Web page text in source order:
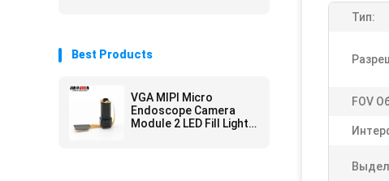
Best Products
VGA MIPI Micro
Endoscope Camera
Module 2 LED Fill Light
Тип:
FOV